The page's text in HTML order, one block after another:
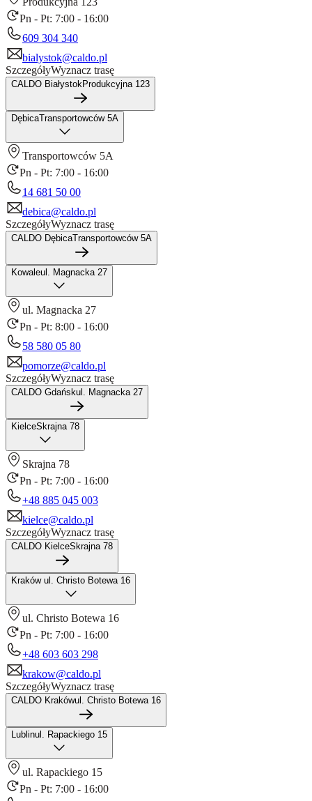
Pn - Pt: 7:00 - 16:00
609 304 340
bialystok@caldo.pl
SzczegółyWyznacz trasę
CALDO BiałystokProdukcyjna 123
DębicaTransportowców 5A
Transportowców 5A
Pn - Pt: 7:00 - 16:00
14 681 50 00
debica@caldo.pl
SzczegółyWyznacz trasę
CALDO DębicaTransportowców 5A
Kowaleul. Magnacka 27
ul. Magnacka 27
Pn - Pt: 8:00 - 16:00
58 580 05 80
pomorze@caldo.pl
SzczegółyWyznacz trasę
CALDO Gdańskul. Magnacka 27
KielceSkrajna 78
Skrajna 78
Pn - Pt: 7:00 - 16:00
+48 885 045 003
kielce@caldo.pl
SzczegółyWyznacz trasę
CALDO KielceSkrajna 78
Kraków ul. Christo Botewa 16
ul. Christo Botewa 16
Pn - Pt: 7:00 - 16:00
+48 603 603 298
krakow@caldo.pl
SzczegółyWyznacz trasę
CALDO Krakówul. Christo Botewa 16
Lublinul. Rapackiego 15
ul. Rapackiego 15
Pn - Pt: 7:00 - 16:00